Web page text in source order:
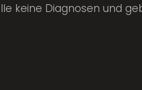
keine Diagnosen und